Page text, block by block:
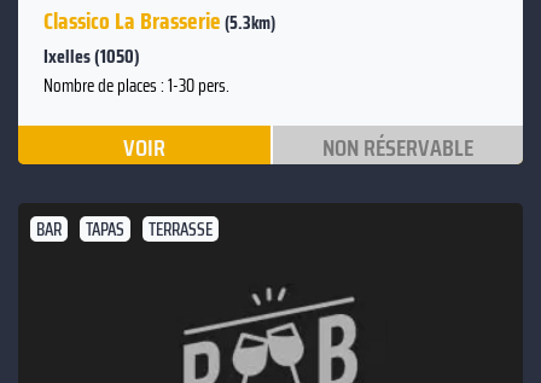
Classico La Brasserie(5.3km)
Ixelles (1050)
Nombre de places : 1-30 pers.
VOIR NON RÉSERVABLE
BAR TAPAS TERRASSE